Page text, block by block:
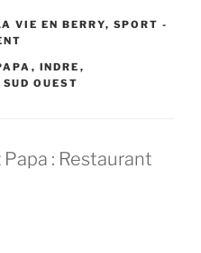
VIE EN BERRY, SPORT -
, INDRE ,
SUD OUEST
: Restaurant